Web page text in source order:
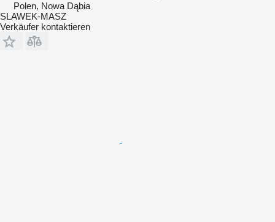
Polen, Nowa Dąbia
SLAWEK-MASZ
Verkäufer kontaktieren